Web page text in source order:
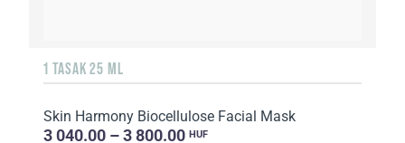
1 TASAK 25 ML
Skin Harmony Biocellulose Facial Mask
3 040.00 – 3 800.00 HUF